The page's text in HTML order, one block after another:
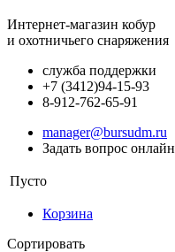
Интернет-магазин кобур
и охотничьего снаряжения
служба поддержки
+7 (3412)94-15-93
8-912-762-65-91
manager@bursudm.ru
Задать вопрос онлайн
Пусто
Корзина
Сортировать